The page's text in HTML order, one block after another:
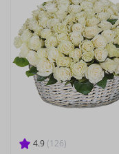
4.9 (126)